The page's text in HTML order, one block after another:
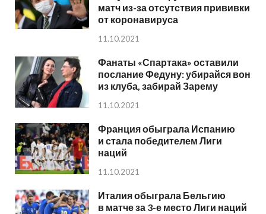
матч из-за отсутствия прививки
от коронавируса
11.10.2021
Фанаты «Спартака» оставили
послание Федуну: убирайся вон
из клуба, забирай Зарему
11.10.2021
Франция обыграла Испанию
и стала победителем Лиги
наций
11.10.2021
Италия обыграла Бельгию
в матче за 3-е место Лиги наций